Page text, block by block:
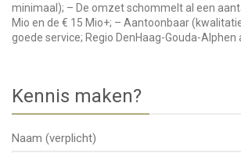
minimaal); – De omzet schommelt al een
Mio en de € 15 Mio+; – Aantoonbaar
goede service; Regio DenHaag-Gouda-Alphen
Kennis maken?
Naam (verplicht)